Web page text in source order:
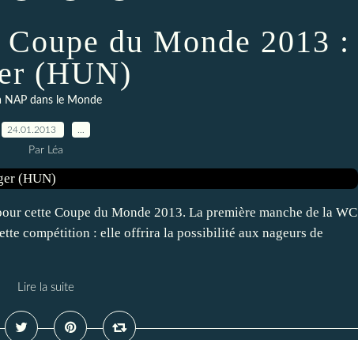
du Monde 2013 :
(HUN)
NAP dans le Monde
24.01.2013
Par Léa
cette Coupe du Monde 2013. La première manche de la WC
compétition : elle offrira la possibilité aux nageurs de
Lire la suite